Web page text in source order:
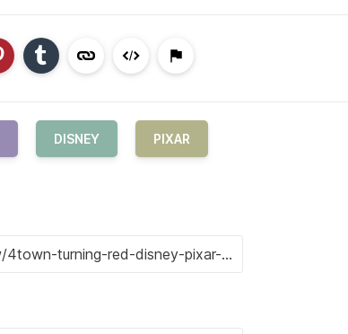
DISNEY PIXAR